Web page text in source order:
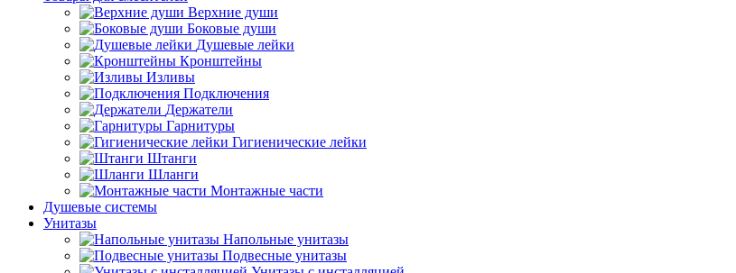
Верхние души
Боковые души
Душевые лейки
Кронштейны
Изливы
Подключения
Держатели
Гарнитуры
Гигиенические лейки
Штанги
Шланги
Монтажные части
Душевые системы
Унитазы
Напольные унитазы
Подвесные унитазы